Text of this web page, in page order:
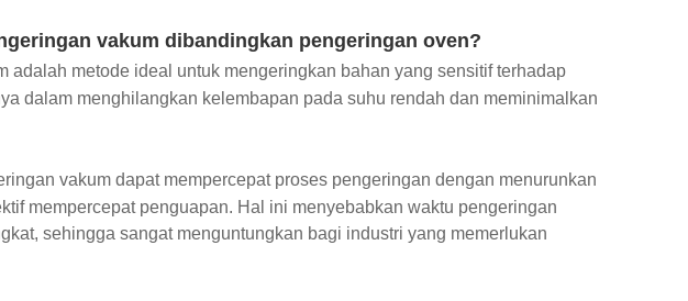
vakum dibandingkan pengeringan oven?
adalah metode ideal untuk mengeringkan bahan yang sensitif terhadap
dalam menghilangkan kelembapan pada suhu rendah dan meminimalkan
vakum dapat mempercepat proses pengeringan dengan menurunkan
mempercepat penguapan. Hal ini menyebabkan waktu pengeringan
sehingga sangat menguntungkan bagi industri yang memerlukan